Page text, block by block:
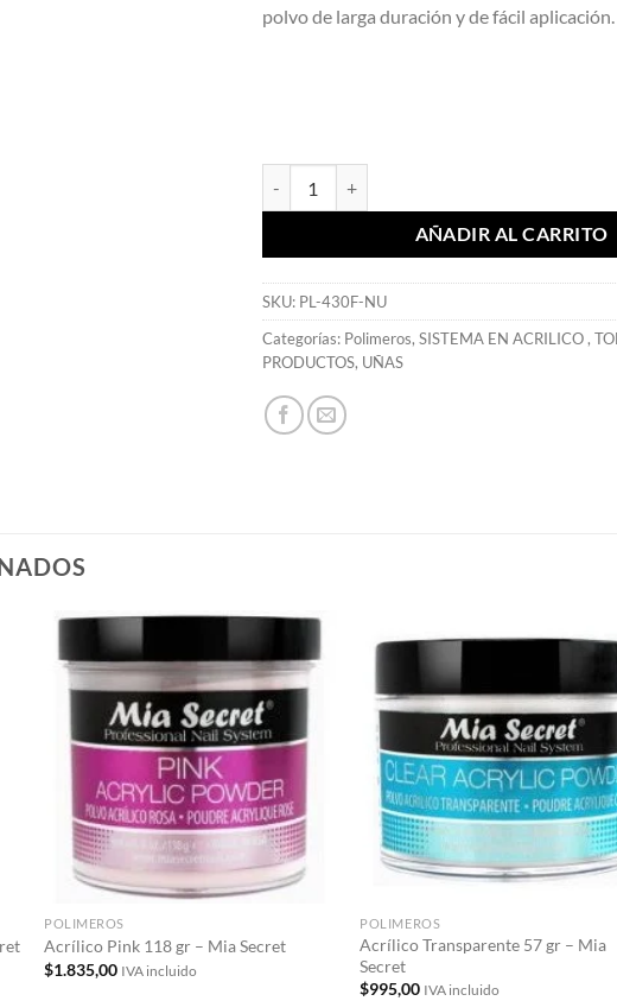
polvo de larga duración y de fácil aplicación.
AÑADIR AL CARRITO
SKU: PL-430F-NU
Categorías: Polimeros, SISTEMA EN ACRILICO,
PRODUCTOS, UÑAS
Añadir
a la
POLIMEROS
Acrílico Pink 118 gr – Mia Secret
$1.835,00 IVA incluido
a
POLIMEROS
Acrílico Transparente 57 gr – Mia
Secret
$995,00 IVA incluido